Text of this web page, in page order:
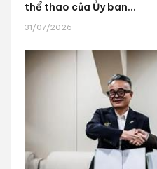
thể thao của Ủy ban...
31/07/2026